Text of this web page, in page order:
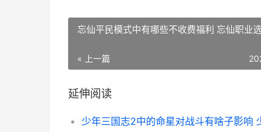
忘仙平民模式中有哪些不收费福利 忘仙职业
« 上一篇
延伸阅读